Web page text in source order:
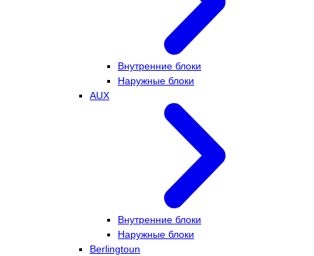
Внутренние блоки
Наружные блоки
AUX
Внутренние блоки
Наружные блоки
Berlingtoun